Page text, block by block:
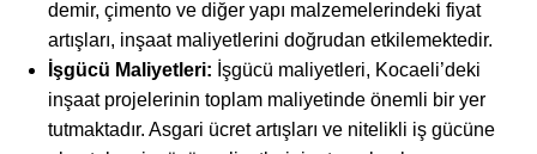
demir, çimento ve diğer yapı malzemelerindeki fiyat
artışları, inşaat maliyetlerini doğrudan etkilemektedir.
İşgücü Maliyetleri: İşgücü maliyetleri, Kocaeli’deki
inşaat projelerinin toplam maliyetinde önemli bir yer
tutmaktadır. Asgari ücret artışları ve nitelikli iş gücüne